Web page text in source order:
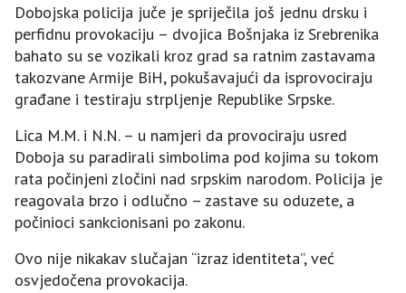
Dobojska policija juče je spriječila još jednu drsku i
perfidnu provokaciju – dvojica Bošnjaka iz Srebrenika
bahato su se vozikali kroz grad sa ratnim zastavama
takozvane Armije BiH, pokušavajući da isprovociraju
građane i testiraju strpljenje Republike Srpske.
Lica M.M. i N.N. – u namjeri da provociraju usred
Doboja su paradirali simbolima pod kojima su tokom
rata počinjeni zločini nad srpskim narodom. Policija je
reagovala brzo i odlučno – zastave su oduzete, a
počinioci sankcionisani po zakonu.
Ovo nije nikakav slučajan “izraz identiteta”, već
osvjedočena provokacija.